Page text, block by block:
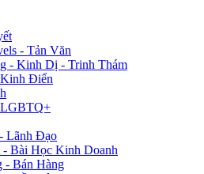
- Tản Văn
- Kinh Dị - Trinh Thám
Điển
Lãnh Đạo
- Bài Học Kinh Doanh
- Bán Hàng